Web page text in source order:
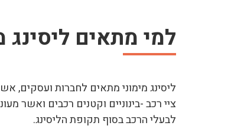
למי מתאים ליסינג
ליסינג מימוני מתאים לחברות ועסקים,
ציי רכב -בינוניים וקטנים רכבים ואשר
לבעלי הרכב בסוף תקופת הליסינג.